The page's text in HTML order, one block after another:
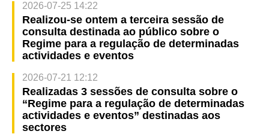
2026-07-25 14:22
Realizou-se ontem a terceira sessão de
consulta destinada ao público sobre o
Regime para a regulação de determinadas
actividades e eventos
2026-07-21 12:12
Realizadas 3 sessões de consulta sobre o
“Regime para a regulação de determinadas
actividades e eventos” destinadas aos
sectores